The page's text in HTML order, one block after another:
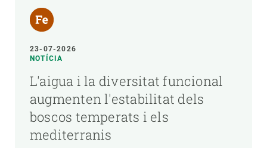
23-07-2026
NOTÍCIA
L'aigua i la diversitat funcional
augmenten l'estabilitat dels
boscos temperats i els
mediterranis